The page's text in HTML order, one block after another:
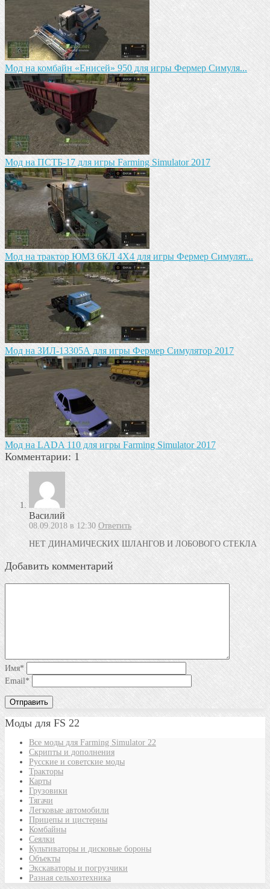
Мод на комбайн «Енисей» 950 для игры Фермер Симуля...
Мод на ПСТБ-17 для игры Farming Simulator 2017
Мод на трактор ЮМЗ 6КЛ 4X4 для игры Фермер Симулят...
Мод на ЗИЛ-13305А для игры Фермер Симулятор 2017
Мод на LADA 110 для игры Farming Simulator 2017
Комментарии: 1
Василий
08.09.2018 в 12:30 Ответить
НЕТ ДИНАМИЧЕСКИХ ШЛАНГОВ И ЛОБОВОГО СТЕКЛА
Добавить комментарий
Имя*
Email*
Моды для FS 22
Все моды для Farming Simulator 22
Скрипты и дополнения
Русские и советские моды
Тракторы
Карты
Грузовики
Тягачи
Легковые автомобили
Прицепы и цистерны
Комбайны
Сеялки
Культиваторы и дисковые бороны
Объекты
Экскаваторы и погрузчики
Разная сельхозтехника